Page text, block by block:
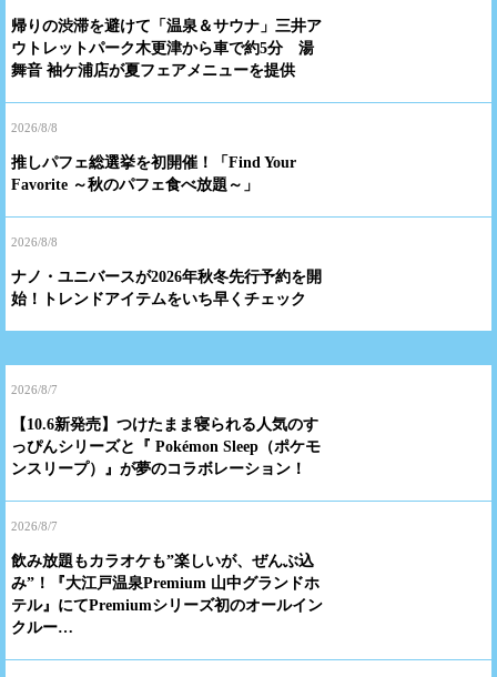
帰りの渋滞を避けて「温泉＆サウナ」三井ア
ウトレットパーク木更津から車で約5分 湯
舞音 袖ケ浦店が夏フェアメニューを提供
2026/8/8
推しパフェ総選挙を初開催！「Find Your
Favorite ～秋のパフェ食べ放題～」
2026/8/8
ナノ・ユニバースが2026年秋冬先行予約を開
始！トレンドアイテムをいち早くチェック
2026/8/7
【10.6新発売】つけたまま寝られる人気のす
っぴんシリーズと『 Pokémon Sleep（ポケモ
ンスリープ）』が夢のコラボレーション！
2026/8/7
飲み放題もカラオケも”楽しいが、ぜんぶ込
み”！『大江戸温泉Premium 山中グランドホ
テル』にてPremiumシリーズ初のオールイン
クルー…